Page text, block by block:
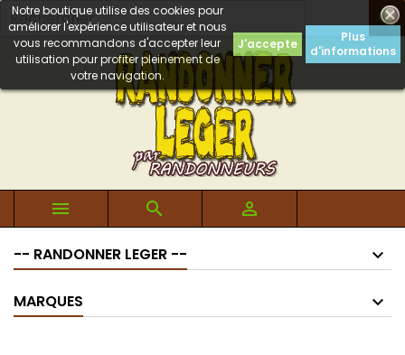

Notre boutique utilise des cookies pour
améliorer l'expérience utilisateur et nous
vous recommandons d'accepter leur
utilisation pour profiter pleinement de
votre navigation.
J'accepte
Plus
d'informations
  
-- RANDONNER LEGER --
MARQUES